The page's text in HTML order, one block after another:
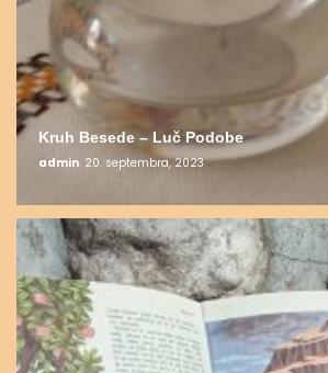
Kruh Besede – Luč Podobe
admin 20. septembra, 2023